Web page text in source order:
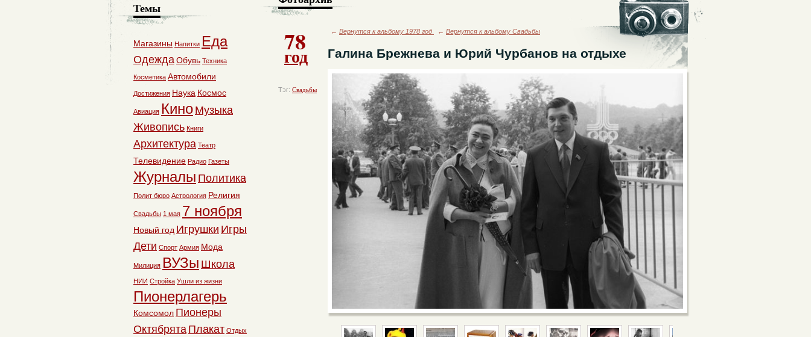
78
год
Тэг: Свадьбы
← Вернутся к альбому 1978 год ← Вернутся к альбому Свадьбы
Галина Брежнева и Юрий Чурбанов на отдыхе
Темы
Магазины Напитки Еда
ОдеждаОбувь Техника
Косметика Автомобили
Достижения Наука Космос
Авиация Кино Музыка
Живопись Книги
Архитектура Театр
Телевидение Радио Газеты
Журналы Политика
Полит бюро Астрология Религия
Свадьбы 1 мая 7 ноября
Новый год Игрушки Игры
Дети Спорт Армия Мода
Милиция ВУЗы Школа
НИИ Стройка Ушли из жизни
Пионерлагерь
Комсомол Пионеры
Октябрята Плакат Отдых